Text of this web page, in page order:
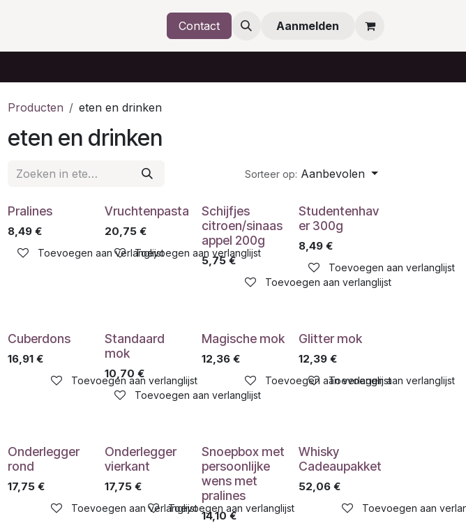
Contact Aanmelden
Producten eten en drinken
eten en drinken
Sorteer op: Aanbevolen
Pralines
8,49 €
Toevoegen aan verlanglijst
Vruchtenpasta
20,75€
Toevoegen aan verlanglijst
Schijfjes
citroen/sinaas
appel 200g
5,75€
Toevoegen aan verlanglijst
Studentenhav
er 300g
8,49€
Toevoegen aan verlanglijst
Cuberdons
16,91 €
Toevoegen aan verlanglijst
Standaard
mok
10,70 €
Toevoegen aan verlanglijst
Magische mok
12,36€
Toevoegen aan verlanglijst
Glitter mok
12,39€
Toevoegen aan verlanglijst
Onderlegger
rond
17,75 €
Toevoegen aan verlanglijst
Onderlegger
vierkant
17,75€
Toevoegen aan verlanglijst
Snoepbox met
persoonlijke
wens met
pralines
14,10€
Whisky
Cadeaupakket
52,06€
Toevoegen aan